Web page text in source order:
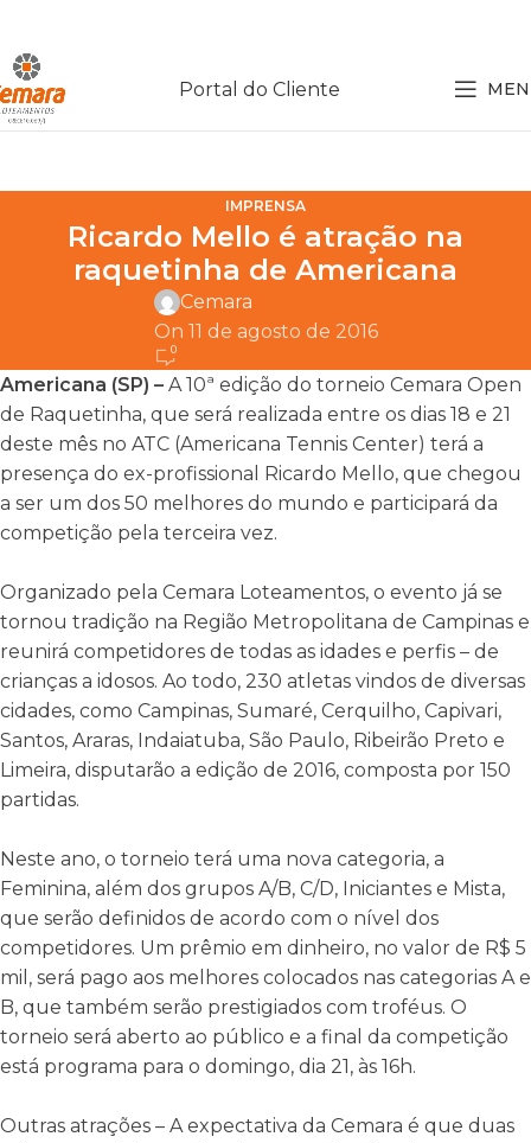
Portal do Cliente
IMPRENSA
Ricardo Mello é atração na
raquetinha de Americana
Cemara
On 11 de agosto de 2016
0
Americana (SP) – A 10ª edição do torneio Cemara Open
de Raquetinha, que será realizada entre os dias 18 e 21
deste mês no ATC (Americana Tennis Center) terá a
presença do ex-profissional Ricardo Mello, que chegou
a ser um dos 50 melhores do mundo e participará da
competição pela terceira vez.
Organizado pela Cemara Loteamentos, o evento já se
tornou tradição na Região Metropolitana de Campinas e
reunirá competidores de todas as idades e perfis – de
crianças a idosos. Ao todo, 230 atletas vindos de diversas
cidades, como Campinas, Sumaré, Cerquilho, Capivari,
Santos, Araras, Indaiatuba, São Paulo, Ribeirão Preto e
Limeira, disputarão a edição de 2016, composta por 150
partidas.
Neste ano, o torneio terá uma nova categoria, a
Feminina, além dos grupos A/B, C/D, Iniciantes e Mista,
que serão definidos de acordo com o nível dos
competidores. Um prêmio em dinheiro, no valor de R$ 5
mil, será pago aos melhores colocados nas categorias A e
B, que também serão prestigiados com troféus. O
torneio será aberto ao público e a final da competição
está programa para o domingo, dia 21, às 16h.
Outras atrações – A expectativa da Cemara é que duas